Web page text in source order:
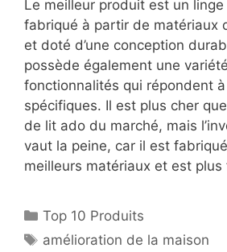
Le meilleur produit est un
fabriqué à partir de matériaux
et doté d’une conception
possède également une
fonctionnalités qui répondent
spécifiques. Il est plus cher
de lit ado du marché, mais
vaut la peine, car il est
meilleurs matériaux et est plus
Top 10 Produits
amélioration de la maison